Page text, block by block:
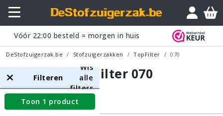
Vóór 22:00 besteld = morgen in huis
DeStofzuigerzak.be Stofzuigerzakken TopFilter 070
TopFilter 070
Filteren
Wis
alle
filters
Toon 1 product
Stofzuigerzakken